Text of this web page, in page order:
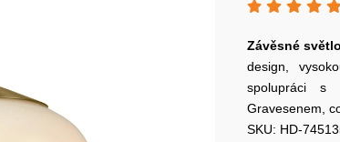
Závěsné světlo
design,
spolupráci s
Gravesenem,
SKU: HD-